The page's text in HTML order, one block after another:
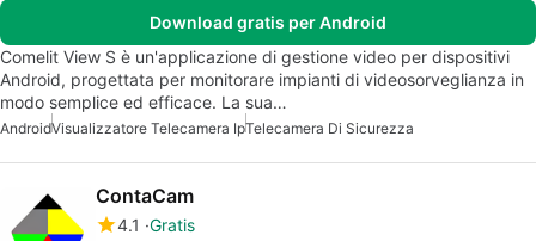
Download gratis per Android
Comelit View S è un'applicazione di gestione video per dispositivi
Android, progettata per monitorare impianti di videosorveglianza in
modo semplice ed efficace. La sua…
AndroidVisualizzatore Telecamera IpTelecamera Di Sicurezza
ContaCam
4.1 Gratis